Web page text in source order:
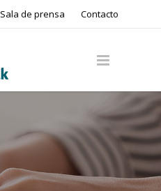
Sala de prensa Contacto